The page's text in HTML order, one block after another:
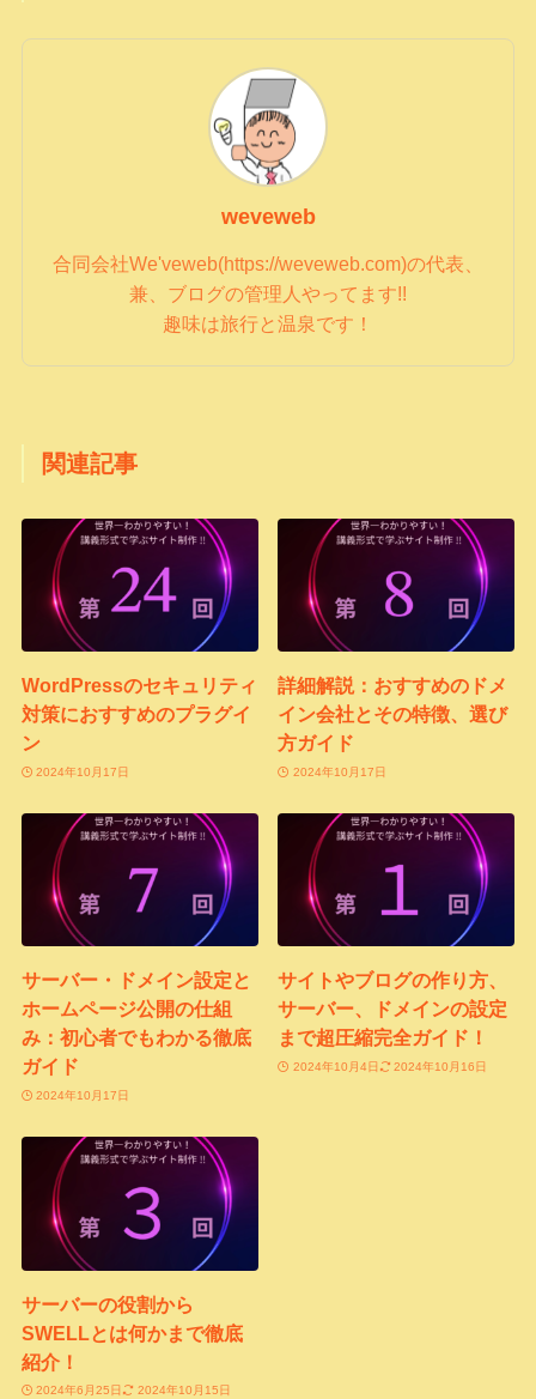
weveweb
合同会社We'veweb(https://weveweb.com)の代表、
兼、ブログの管理人やってます!!
趣味は旅行と温泉です！
関連記事
WordPressのセキュリティ
対策におすすめのプラグイ
ン
2024年10月17日
詳細解説：おすすめのドメ
イン会社とその特徴、選び
方ガイド
2024年10月17日
サーバー・ドメイン設定と
ホームページ公開の仕組
み：初心者でもわかる徹底
ガイド
2024年10月17日
サイトやブログの作り方、
サーバー、ドメインの設定
まで超圧縮完全ガイド！
2024年10月4日 2024年10月16日
サーバーの役割から
SWELLとは何かまで徹底
紹介！
2024年6月25日 2024年10月15日